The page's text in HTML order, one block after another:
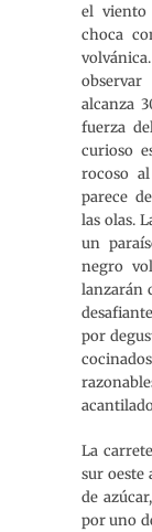
el viento
choca
alcanza
fuerza
curioso
rocoso
parece
las olas.
un
negro
lanzarán
por
La
sur oeste
de
por uno